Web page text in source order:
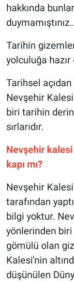
hakkında
Tarihin
yolculuğa hazır
Tarihsel
Nevşehir
biri tarihin
sırlarıdır.
Nevşehir
kapı mı?
Nevşehir
tarafından
bilgi yoktur.
yönlerinden
gömülü olan
Kalesi'nin
düşünülen
Niğde
Aksaray
Kırşehir
Yerel
Genel
Kültür -
Politika
Magazin
Çevre
Haberde